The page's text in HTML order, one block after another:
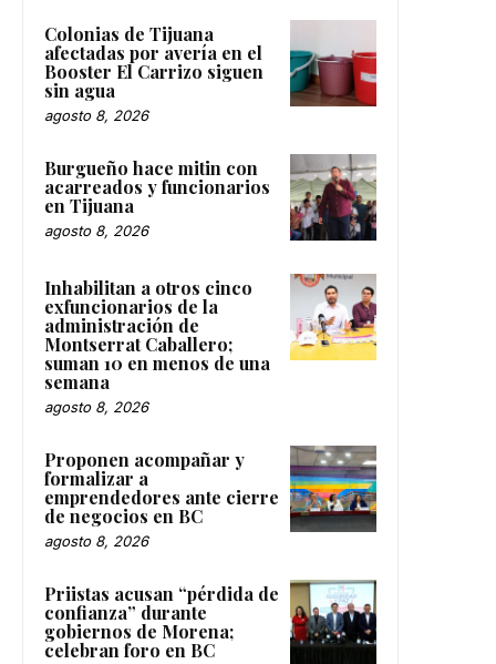
Colonias de Tijuana
afectadas por avería en el
Booster El Carrizo siguen
sin agua
agosto 8, 2026
Burgueño hace mitin con
acarreados y funcionarios
en Tijuana
agosto 8, 2026
Inhabilitan a otros cinco
exfuncionarios de la
administración de
Montserrat Caballero;
suman 10 en menos de una
semana
agosto 8, 2026
Proponen acompañar y
formalizar a
emprendedores ante cierre
de negocios en BC
agosto 8, 2026
Priistas acusan “pérdida de
confianza” durante
gobiernos de Morena;
celebran foro en BC